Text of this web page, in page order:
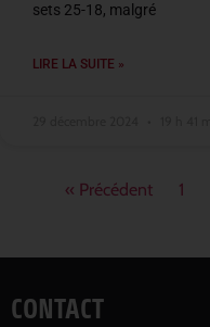
sets 25-18, malgré
LIRE LA SUITE »
« Précédent 1
CONTACT